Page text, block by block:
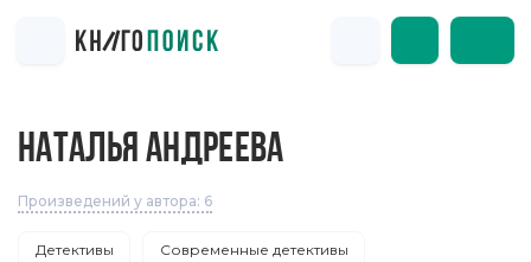
НАТАЛЬЯ АНДРЕЕВА
Произведений у автора: 6
Детективы Современные детективы